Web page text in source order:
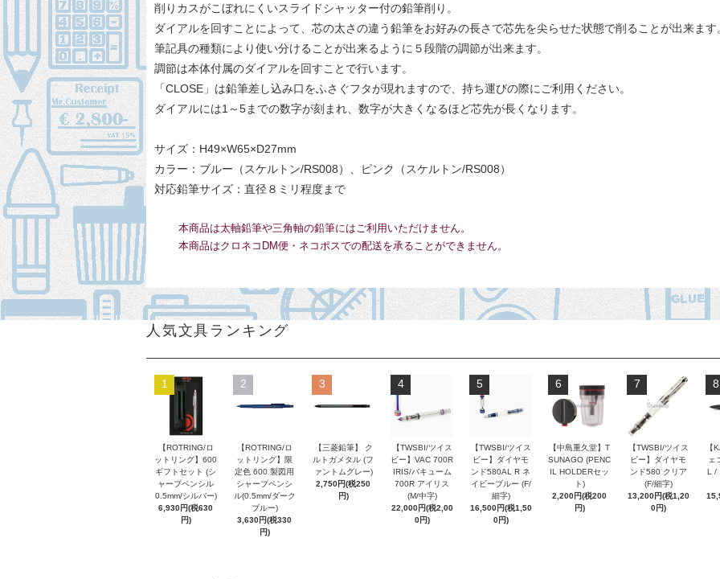
削りカスがこぼれにくいスライドシャッター付の鉛筆削り。
ダイアルを回すことによって、芯の太さの違う鉛筆をお好みの長さで芯先を尖らせた状態で削ることが出来ます
筆記具の種類により使い分けることが出来るように５段階の調節が出来ます。
調節は本体付属のダイアルを回すことで行います。
「CLOSE」は鉛筆差し込み口をふさぐフタが現れますので、持ち運びの際にご利用ください。
ダイアルには1～5までの数字が刻まれ、数字が大きくなるほど芯先が長くなります。
サイズ：H49×W65×D27mm
カラー：ブルー（スケルトン/RS008）、ピンク（スケルトン/RS008）
対応鉛筆サイズ：直径８ミリ程度まで
本商品は太軸鉛筆や三角軸の鉛筆にはご利用いただけません。
本商品はクロネコDM便・ネコポスでの配送を承ることができません。
人気文具ランキング
1
【ROTRING/ロ
ットリング】600
ギフトセット (シ
ャープペンシル
0.5mm/シルバー)
6,930円(税630
円)
2
【ROTRING/ロ
ットリング】限
定色 600 製図用
シャープペンシ
ル(0.5mm/ダーク
ブルー)
3,630円(税330
円)
3
【三菱鉛筆】 ク
ルトガメタル (フ
ァントムグレー)
2,750円(税250
円)
4
【TWSBI/ツイス
ビー】VAC 700R
IRIS/バキューム
700R アイリス
(M/中字)
22,000円(税2,00
0円)
5
【TWSBI/ツイス
ビー】ダイヤモ
ンド580AL R ネ
イビーブルー (F/
細字)
16,500円(税1,50
0円)
6
【中島重久堂】T
SUNAGO (PENC
IL HOLDERセッ
ト)
2,200円(税200
円)
7
【TWSBI/ツイス
ビー】ダイヤモ
ンド580 クリア
(F/細字)
13,200円(税1,20
0円)
8
【
ェ
L /